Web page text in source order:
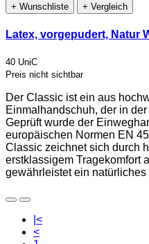
+ Wunschliste + Vergleich
Latex, vorgepudert, Natur
40 UniC
Preis nicht sichtbar
Der Classic ist ein aus
Einmalhandschuh, der in
Geprüft wurde der
europäischen Normen EN
Classic zeichnet sich durch
erstklassigem Tragekomfort
gewährleistet ein natürliches
|<
<